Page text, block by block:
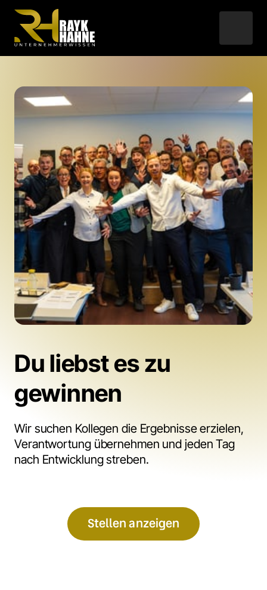
Du liebst es zu
gewinnen
Wir suchen Kollegen die Ergebnisse erzielen,
Verantwortung übernehmen und jeden Tag
nach Entwicklung streben.
Stellen anzeigen